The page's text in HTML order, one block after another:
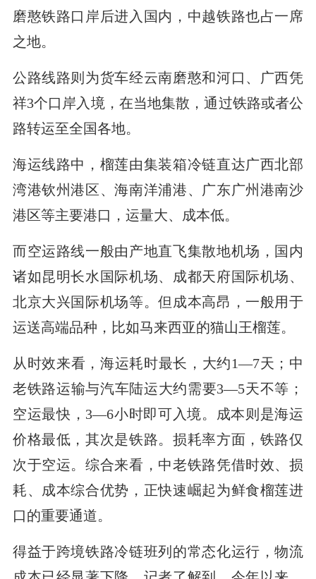
磨憨铁路口岸后进入国内，中越铁路也占一席
之地。
公路线路则为货车经云南磨憨和河口、广西凭
祥3个口岸入境，在当地集散，通过铁路或者公
路转运至全国各地。
海运线路中，榴莲由集装箱冷链直达广西北部
湾港钦州港区、海南洋浦港、广东广州港南沙
港区等主要港口，运量大、成本低。
而空运路线一般由产地直飞集散地机场，国内
诸如昆明长水国际机场、成都天府国际机场、
北京大兴国际机场等。但成本高昂，一般用于
运送高端品种，比如马来西亚的猫山王榴莲。
从时效来看，海运耗时最长，大约1—7天；中
老铁路运输与汽车陆运大约需要3—5天不等；
空运最快，3—6小时即可入境。成本则是海运
价格最低，其次是铁路。损耗率方面，铁路仅
次于空运。综合来看，中老铁路凭借时效、损
耗、成本综合优势，正快速崛起为鲜食榴莲进
口的重要通道。
得益于跨境铁路冷链班列的常态化运行，物流